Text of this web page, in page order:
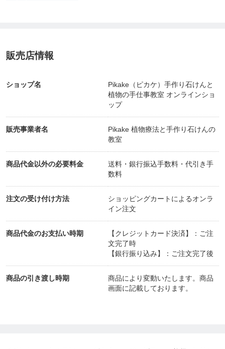
販売店情報
ショップ名
Pikake（ピカケ）手作り石けんと
植物の手仕事教室 オンラインショ
ップ
販売事業者名
Pikake 植物療法と手作り石けんの
教室
商品代金以外の必要料金
送料・銀行振込手数料・代引き手
数料
注文の受け付け方法
ショッピングカートによるオンラ
イン注文
商品代金のお支払い時期
【クレジットカード決済】：ご注
文完了時
【銀行振り込み】：ご注文完了後
商品の引き渡し時期
商品により変動いたします。商品
画面に記載しております。